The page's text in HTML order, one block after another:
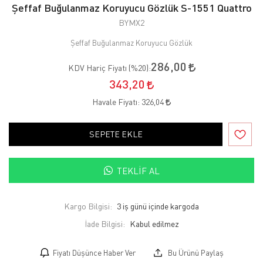
Şeffaf Buğulanmaz Koruyucu Gözlük S-1551 Quattro
BYMX2
Şeffaf Buğulanmaz Koruyucu Gözlük
KDV Hariç Fiyatı (%20):286,00
343,20
Havale Fiyatı: 326,04
SEPETE EKLE
TEKLIF AL
Kargo Bilgisi: 3 iş günü içinde kargoda
İade Bilgisi:
Fiyatı Düşünce Haber Ver Bu Ürünü Paylaş